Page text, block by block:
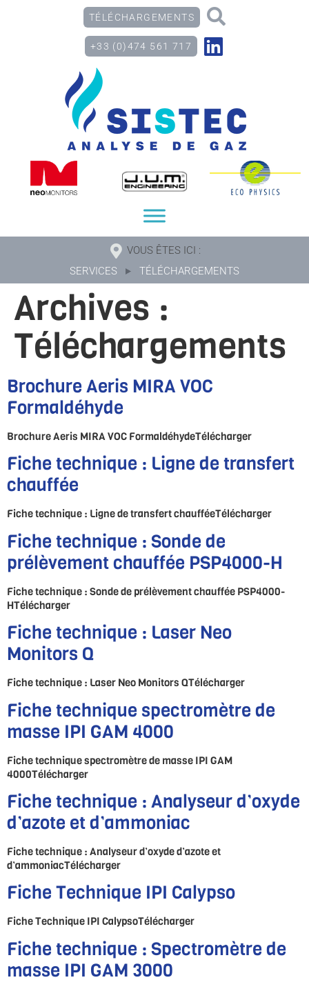
TÉLÉCHARGEMENTS
+33 (0)474 561 717
VOUS ÊTES ICI :
SERVICES
TÉLÉCHARGEMENTS
Archives :
Téléchargements
Brochure Aeris MIRA VOC
Formaldéhyde
Brochure Aeris MIRA VOC FormaldéhydeTélécharger
Fiche technique : Ligne de transfert
chauffée
Fiche technique : Ligne de transfert chaufféeTélécharger
Fiche technique : Sonde de
prélèvement chauffée PSP4000-H
Fiche technique : Sonde de prélèvement chauffée PSP4000-
HTélécharger
Fiche technique : Laser Neo
Monitors Q
Fiche technique : Laser Neo Monitors QTélécharger
Fiche technique spectromètre de
masse IPI GAM 4000
Fiche technique spectromètre de masse IPI GAM
4000Télécharger
Fiche technique : Analyseur d’oxyde
d’azote et d’ammoniac
Fiche technique : Analyseur d’oxyde d’azote et
d’ammoniacTélécharger
Fiche Technique IPI Calypso
Fiche Technique IPI CalypsoTélécharger
Fiche technique : Spectromètre de
masse IPI GAM 3000